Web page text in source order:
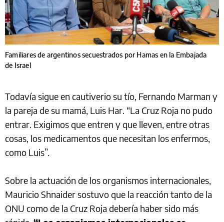
Familiares de argentinos secuestrados por Hamas en la Embajada
de Israel
Todavía sigue en cautiverio su tío, Fernando Marman y
la pareja de su mamá, Luis Har. “La Cruz Roja no pudo
entrar. Exigimos que entren y que lleven, entre otras
cosas, los medicamentos que necesitan los enfermos,
como Luis”.
Sobre la actuación de los organismos internacionales,
Mauricio Shnaider sostuvo que la reacción tanto de la
ONU como de la Cruz Roja debería haber sido más